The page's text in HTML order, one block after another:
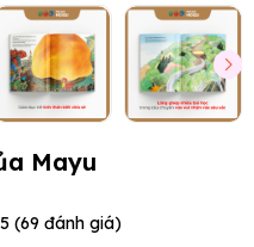
Mayu
(69 đánh giá)